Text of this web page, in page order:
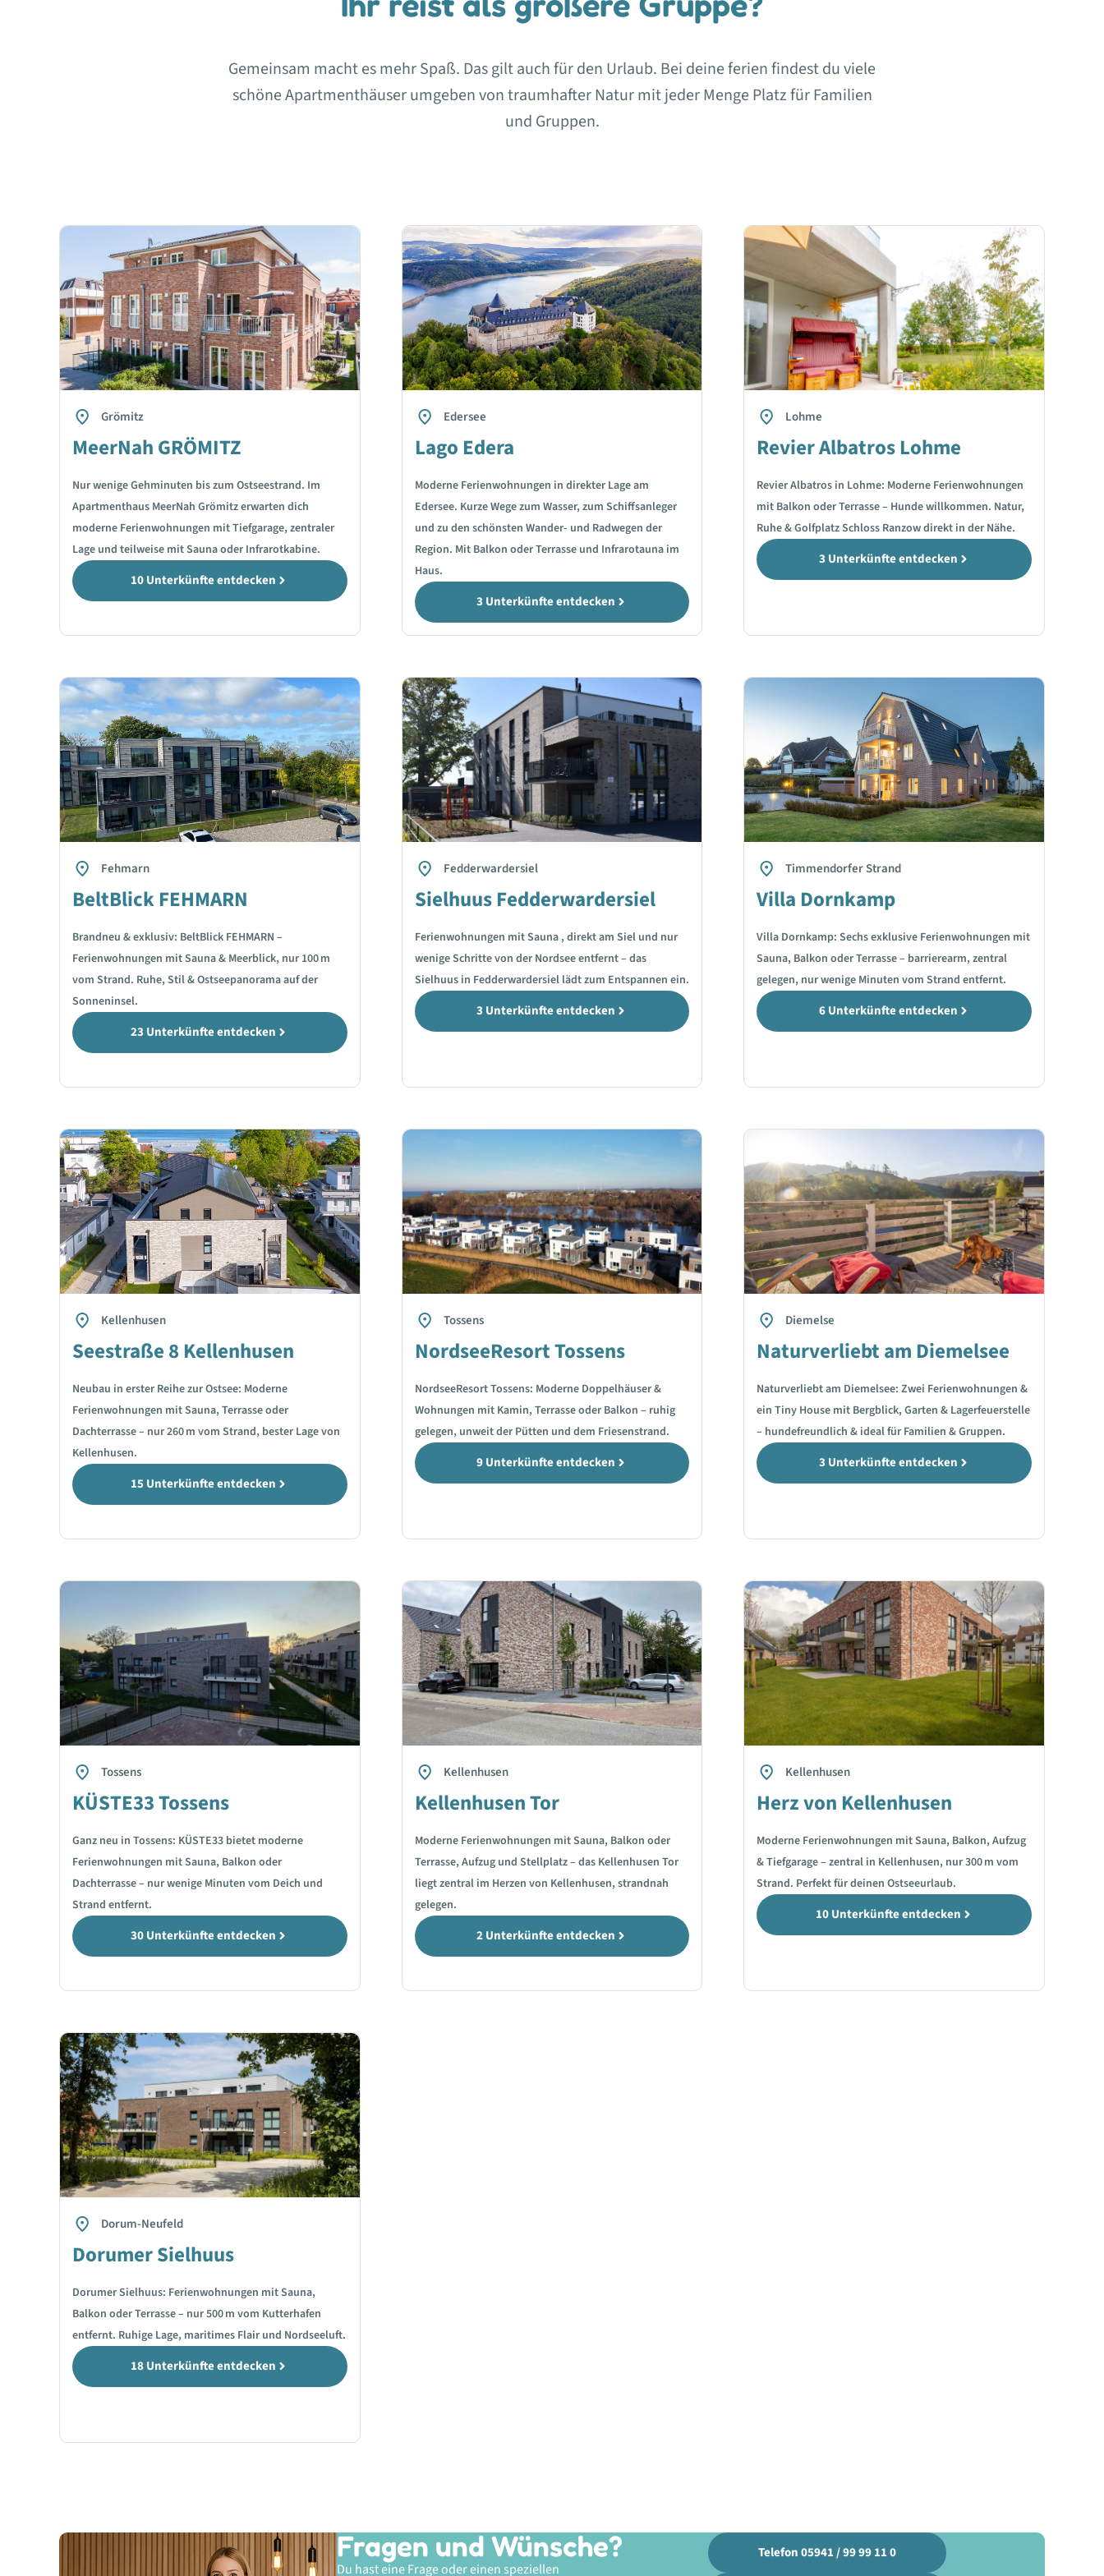
Gemeinsam macht es mehr Spaß. Das gilt auch für den Urlaub. Bei deine ferien findest du viele
schöne Apartmenthäuser umgeben von traumhafterNatur mit jeder Menge Platz für Familien
und Gruppen.
Grömitz
MeerNah GRÖMITZ
Nur wenige Gehminuten bis zum Ostseestrand. Im
Apartmenthaus MeerNah Grömitz erwarten dich
moderne Ferienwohnungen mit Tiefgarage, zentraler
Lage und teilweise mit Sauna oder Infrarotkabine.
10 Unterkünfte entdecken
Edersee
Lago Edera
Moderne Ferienwohnungen in direkter Lage am
Edersee. Kurze Wege zum Wasser, zum Schiffsanleger
und zu den schönsten Wander- und Radwegen der
Region. Mit Balkon oder Terrasse und Infrarotauna im
Haus.
3 Unterkünfte entdecken
Lohme
Revier Albatros Lohme
Revier Albatros in Lohme: Moderne Ferienwohnungen
mit Balkon oder Terrasse – Hunde willkommen. Natur,
Ruhe & Golfplatz Schloss Ranzow direkt in der Nähe.
3 Unterkünfte entdecken
Fehmarn
BeltBlick FEHMARN
Brandneu & exklusiv: BeltBlick FEHMARN –
Ferienwohnungen mit Sauna & Meerblick, nur 100 m
vom Strand. Ruhe, Stil & Ostseepanorama auf der
Sonneninsel.
23 Unterkünfte entdecken
Fedderwardersiel
Sielhuus Fedderwardersiel
Ferienwohnungen mit Sauna , direkt am Siel und nur
wenige Schritte von der Nordsee entfernt – das
Sielhuus in Fedderwardersiel lädt zum Entspannen ein.
3 Unterkünfte entdecken
Timmendorfer Strand
Villa Dornkamp
Villa Dornkamp: Sechs exklusive Ferienwohnungen mit
Sauna, Balkon oder Terrasse – barrierearm, zentral
gelegen, nur wenige Minuten vom Strand entfernt.
6 Unterkünfte entdecken
Kellenhusen
Seestraße 8 Kellenhusen
Neubau in erster Reihe zur Ostsee: Moderne
Ferienwohnungen mit Sauna, Terrasse oder
Dachterrasse – nur 260 m vom Strand, bester Lage von
Kellenhusen.
15 Unterkünfte entdecken
Tossens
NordseeResort Tossens
NordseeResort Tossens: Moderne Doppelhäuser &
Wohnungen mit Kamin, Terrasse oder Balkon – ruhig
gelegen, unweit der Pütten und dem Friesenstrand.
9 Unterkünfte entdecken
Diemelse
Naturverliebt am Diemelsee
Naturverliebt am Diemelsee: Zwei Ferienwohnungen &
ein Tiny House mit Bergblick, Garten & Lagerfeuerstelle
– hundefreundlich & ideal für Familien & Gruppen.
3 Unterkünfte entdecken
Tossens
KÜSTE33 Tossens
Ganz neu in Tossens: KÜSTE33 bietet moderne
Ferienwohnungen mit Sauna, Balkon oder
Dachterrasse – nur wenige Minuten vom Deich und
Strand entfernt.
30 Unterkünfte entdecken
Kellenhusen
Kellenhusen Tor
Moderne Ferienwohnungen mit Sauna, Balkon oder
Terrasse, Aufzug und Stellplatz – das Kellenhusen Tor
liegt zentral im Herzen von Kellenhusen, strandnah
gelegen.
2 Unterkünfte entdecken
Kellenhusen
Herz von Kellenhusen
Moderne Ferienwohnungen mit Sauna, Balkon, Aufzug
& Tiefgarage – zentral in Kellenhusen, nur 300 m vom
Strand. Perfekt für deinen Ostseeurlaub.
10 Unterkünfte entdecken
Dorum-Neufeld
Dorumer Sielhuus
Dorumer Sielhuus: Ferienwohnungen mit Sauna,
Balkon oder Terrasse – nur 500 m vom Kutterhafen
entfernt. Ruhige Lage, maritimes Flair und Nordseeluft.
18 Unterkünfte entdecken
Fragen und Wünsche?
Du hast eine Frage oder einen speziellen
Telefon 05941 / 99 99 11 0